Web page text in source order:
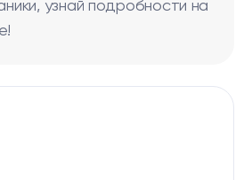
узнай подробности на